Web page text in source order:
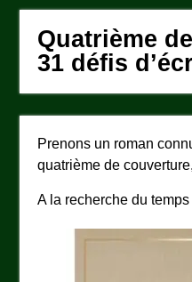
Quatrième
31 défis
Prenons un roman
quatrième de
A la recherche du